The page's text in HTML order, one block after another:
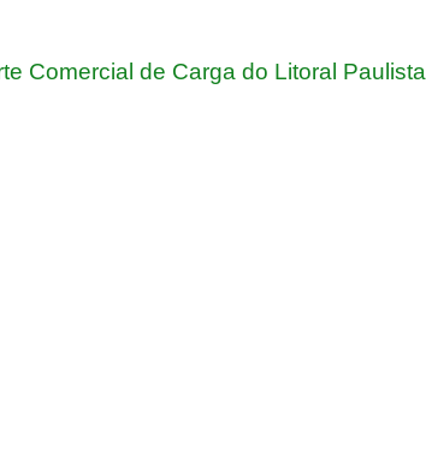
Comercial de Carga do Litoral Paulista